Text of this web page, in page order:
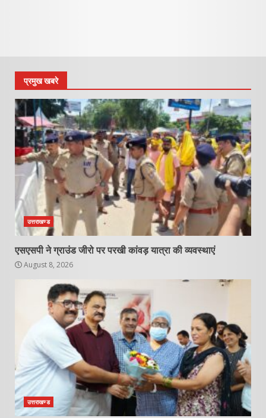
प्रमुख खबरे
उत्तराखण्ड
एसएसपी ने ग्राउंड जीरो पर परखी कांवड़ यात्रा की व्यवस्थाएं
August 8, 2026
उत्तराखण्ड